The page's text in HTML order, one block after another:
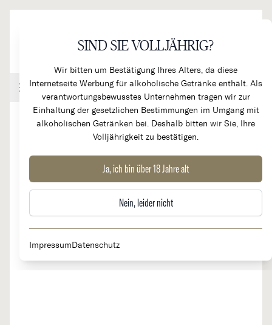
SIND SIE VOLLJÄHRIG?
Wir bitten um Bestätigung Ihres Alters, da diese
Internetseite Werbung für alkoholische Getränke enthält. Als
verantwortungsbewusstes Unternehmen tragen wir zur
Einhaltung der gesetzlichen Bestimmungen im Umgang mit
alkoholischen Getränken bei. Deshalb bitten wir Sie, Ihre
Volljährigkeit zu bestätigen.
Ja, ich bin über 18 Jahre alt
Nein, leider nicht
ImpressumDatenschutz
Handel & Gastronomie Kundenkonto Warenkorb
Spätburgunder "Bellen"